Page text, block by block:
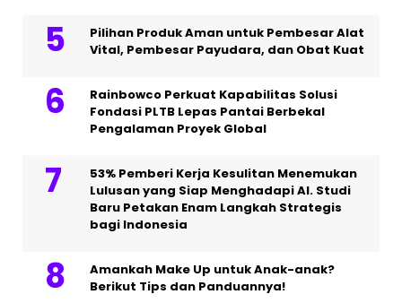
Pilihan Produk Aman untuk Pembesar Alat
Vital, Pembesar Payudara, dan Obat Kuat
Rainbowco Perkuat Kapabilitas Solusi
Fondasi PLTB Lepas Pantai Berbekal
Pengalaman Proyek Global
53% Pemberi Kerja Kesulitan Menemukan
Lulusan yang Siap Menghadapi AI. Studi
Baru Petakan Enam Langkah Strategis
bagi Indonesia
Amankah Make Up untuk Anak-anak?
Berikut Tips dan Panduannya!